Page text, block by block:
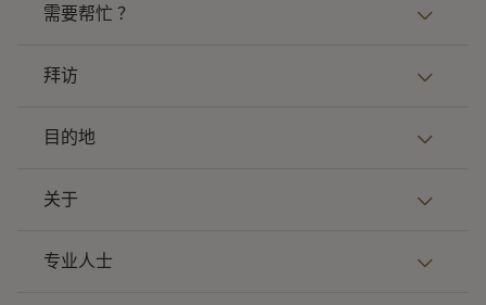
需要帮忙 ？
拜访
目的地
关于
专业人士